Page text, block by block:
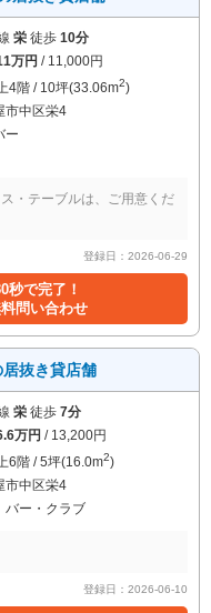
栄 徒歩 10分
万円 / 11,000円
4階 / 10坪(33.06m2)
市中区栄4
ー
・テーブルは、ご用意くだ
登録日：2026-06-29
秒で完了！
問い合わせ
抜き貸店舗
栄 徒歩 7分
万円 / 13,200円
6階 / 5坪(16.0m2)
市中区栄4
バー・クラブ
登録日：2026-06-10